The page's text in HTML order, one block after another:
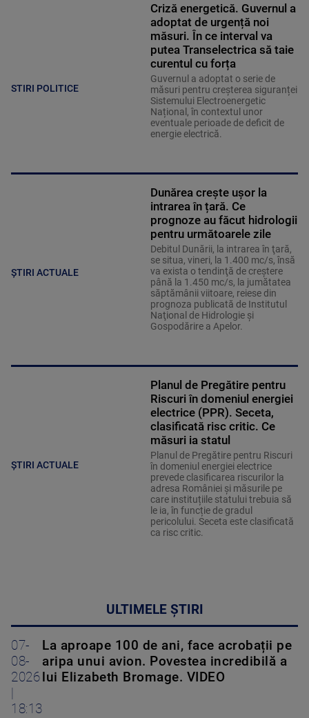
STIRI POLITICE
Criză energetică. Guvernul a
adoptat de urgență noi
măsuri. În ce interval va
putea Transelectrica să taie
curentul cu forța
Guvernul a adoptat o serie de
măsuri pentru creșterea siguranței
Sistemului Electroenergetic
Național, în contextul unor
eventuale perioade de deficit de
energie electrică.
ȘTIRI ACTUALE
Dunărea crește ușor la
intrarea în țară. Ce
prognoze au făcut hidrologii
pentru următoarele zile
Debitul Dunării, la intrarea în ţară,
se situa, vineri, la 1.400 mc/s, însă
va exista o tendinţă de creştere
până la 1.450 mc/s, la jumătatea
săptămânii viitoare, reiese din
prognoza publicată de Institutul
Naţional de Hidrologie şi
Gospodărire a Apelor.
ȘTIRI ACTUALE
Planul de Pregătire pentru
Riscuri în domeniul energiei
electrice (PPR). Seceta,
clasificată risc critic. Ce
măsuri ia statul
Planul de Pregătire pentru Riscuri
în domeniul energiei electrice
prevede clasificarea riscurilor la
adresa României și măsurile pe
care instituțiile statului trebuia să
le ia, în funcție de gradul
pericolului. Seceta este clasificată
ca risc critic.
ULTIMELE ȘTIRI
07-
08-
2026
18:13
La aproape 100 de ani, face acrobații pe
aripa unui avion. Povestea incredibilă a
lui Elizabeth Bromage. VIDEO